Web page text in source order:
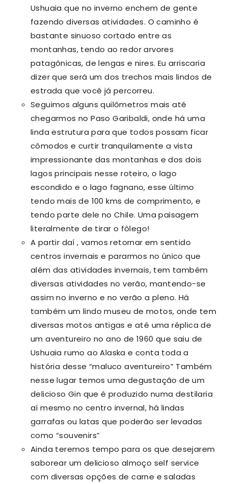
Ushuaia que no inverno enchem de gente
fazendo diversas atividades. O caminho é
bastante sinuoso cortado entre as
montanhas, tendo ao redor arvores
patagônicas, de lengas e nires. Eu arriscaria
dizer que será um dos trechos mais lindos de
estrada que você já percorreu.
Seguimos alguns quilômetros mais até
chegarmos no Paso Garibaldi, onde há uma
linda estrutura para que todos possam ficar
cômodos e curtir tranquilamente a vista
impressionante das montanhas e dos dois
lagos principais nesse roteiro, o lago
escondido e o lago fagnano, esse último
tendo mais de 100 kms de comprimento, e
tendo parte dele no Chile. Uma paisagem
literalmente de tirar o fôlego!
A partir daí , vamos retornar em sentido
centros invernais e pararmos no único que
além das atividades invernais, tem também
diversas atividades no verão, mantendo-se
assim no inverno e no verão a pleno. Há
também um lindo museu de motos, onde tem
diversas motos antigas e até uma réplica de
um aventureiro no ano de 1960 que saiu de
Ushuaia rumo ao Alaska e conta toda a
história desse “maluco aventureiro” Também
nesse lugar temos uma degustação de um
delicioso Gin que é produzido numa destilaria
aí mesmo no centro invernal, há lindas
garrafas ou latas que poderão ser levadas
como “souvenirs”
Ainda teremos tempo para os que desejarem
saborear um delicioso almoço self service
com diversas opções de carne e saladas